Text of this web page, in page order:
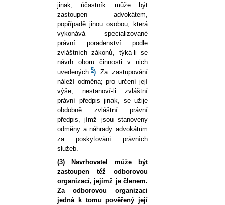
jinak, účastník může být
zastoupen advokátem,
popřípadě jinou osobou, která
vykonává specializované
právní poradenství podle
zvláštních zákonů, týká-li se
návrh oboru činnosti v nich
uvedených.5) Za zastupování
náleží odměna; pro určení její
výše, nestanoví-li zvláštní
právní předpis jinak, se užije
obdobně zvláštní právní
předpis, jímž jsou stanoveny
odměny a náhrady advokátům
za poskytování právních
služeb.
(3)
Navrhovatel může být
zastoupen též odborovou
organizací, jejímž je členem.
Za odborovou organizaci
jedná k tomu pověřený její